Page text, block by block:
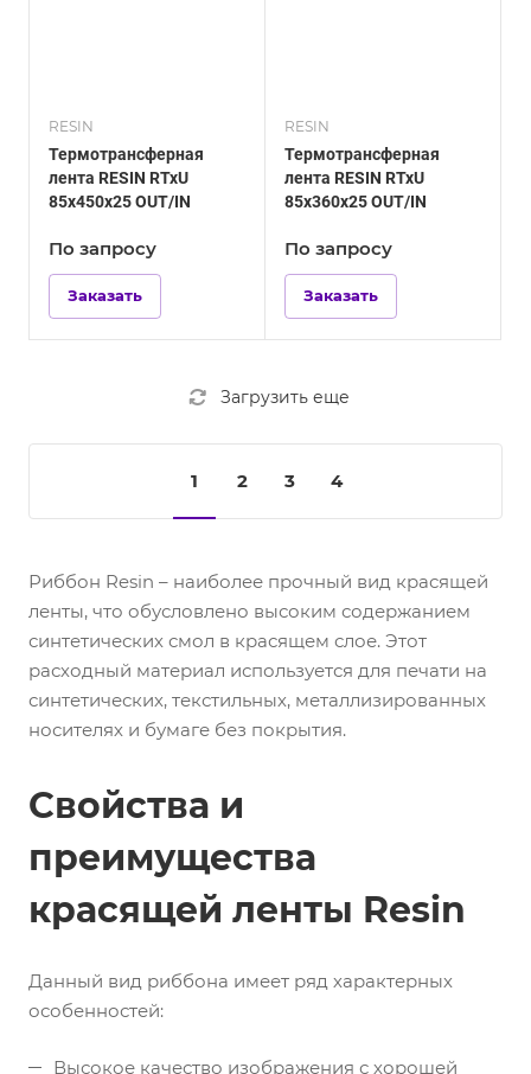
RESIN
Термотрансферная
лента RESIN RTxU
85х450х25 OUT/IN
По запросу
Заказать
RESIN
Термотрансферная
лента RESIN RTxU
85х360х25 OUT/IN
По запросу
Заказать
Загрузить еще
1 2 3 4
Риббон Resin – наиболее прочный вид красящей
ленты, что обусловлено высоким содержанием
синтетических смол в красящем слое. Этот
расходный материал используется для печати на
синтетических, текстильных, металлизированных
носителях и бумаге без покрытия.
Свойства и
преимущества
красящей ленты Resin
Данный вид риббона имеет ряд характерных
особенностей:
Высокое качество изображения с хорошей